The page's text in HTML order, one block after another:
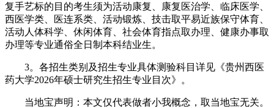
复手艺标的目的考生须为活动康复、康复医治学、临床医学、
西医学类、医连系类、活动锻炼、技击取平易近族保守体育、
活动人体科学、休闲体育、社会体育指点取办理、健康办事取
办理等专业通俗全日制本科结业生。
3。各招生类别及招生专业具体测验科目详见《贵州西医
药大学2026年硕士研究生招生专业目次》。
当地宝声明：本文仅代表做者小我概念，取当地宝无关。